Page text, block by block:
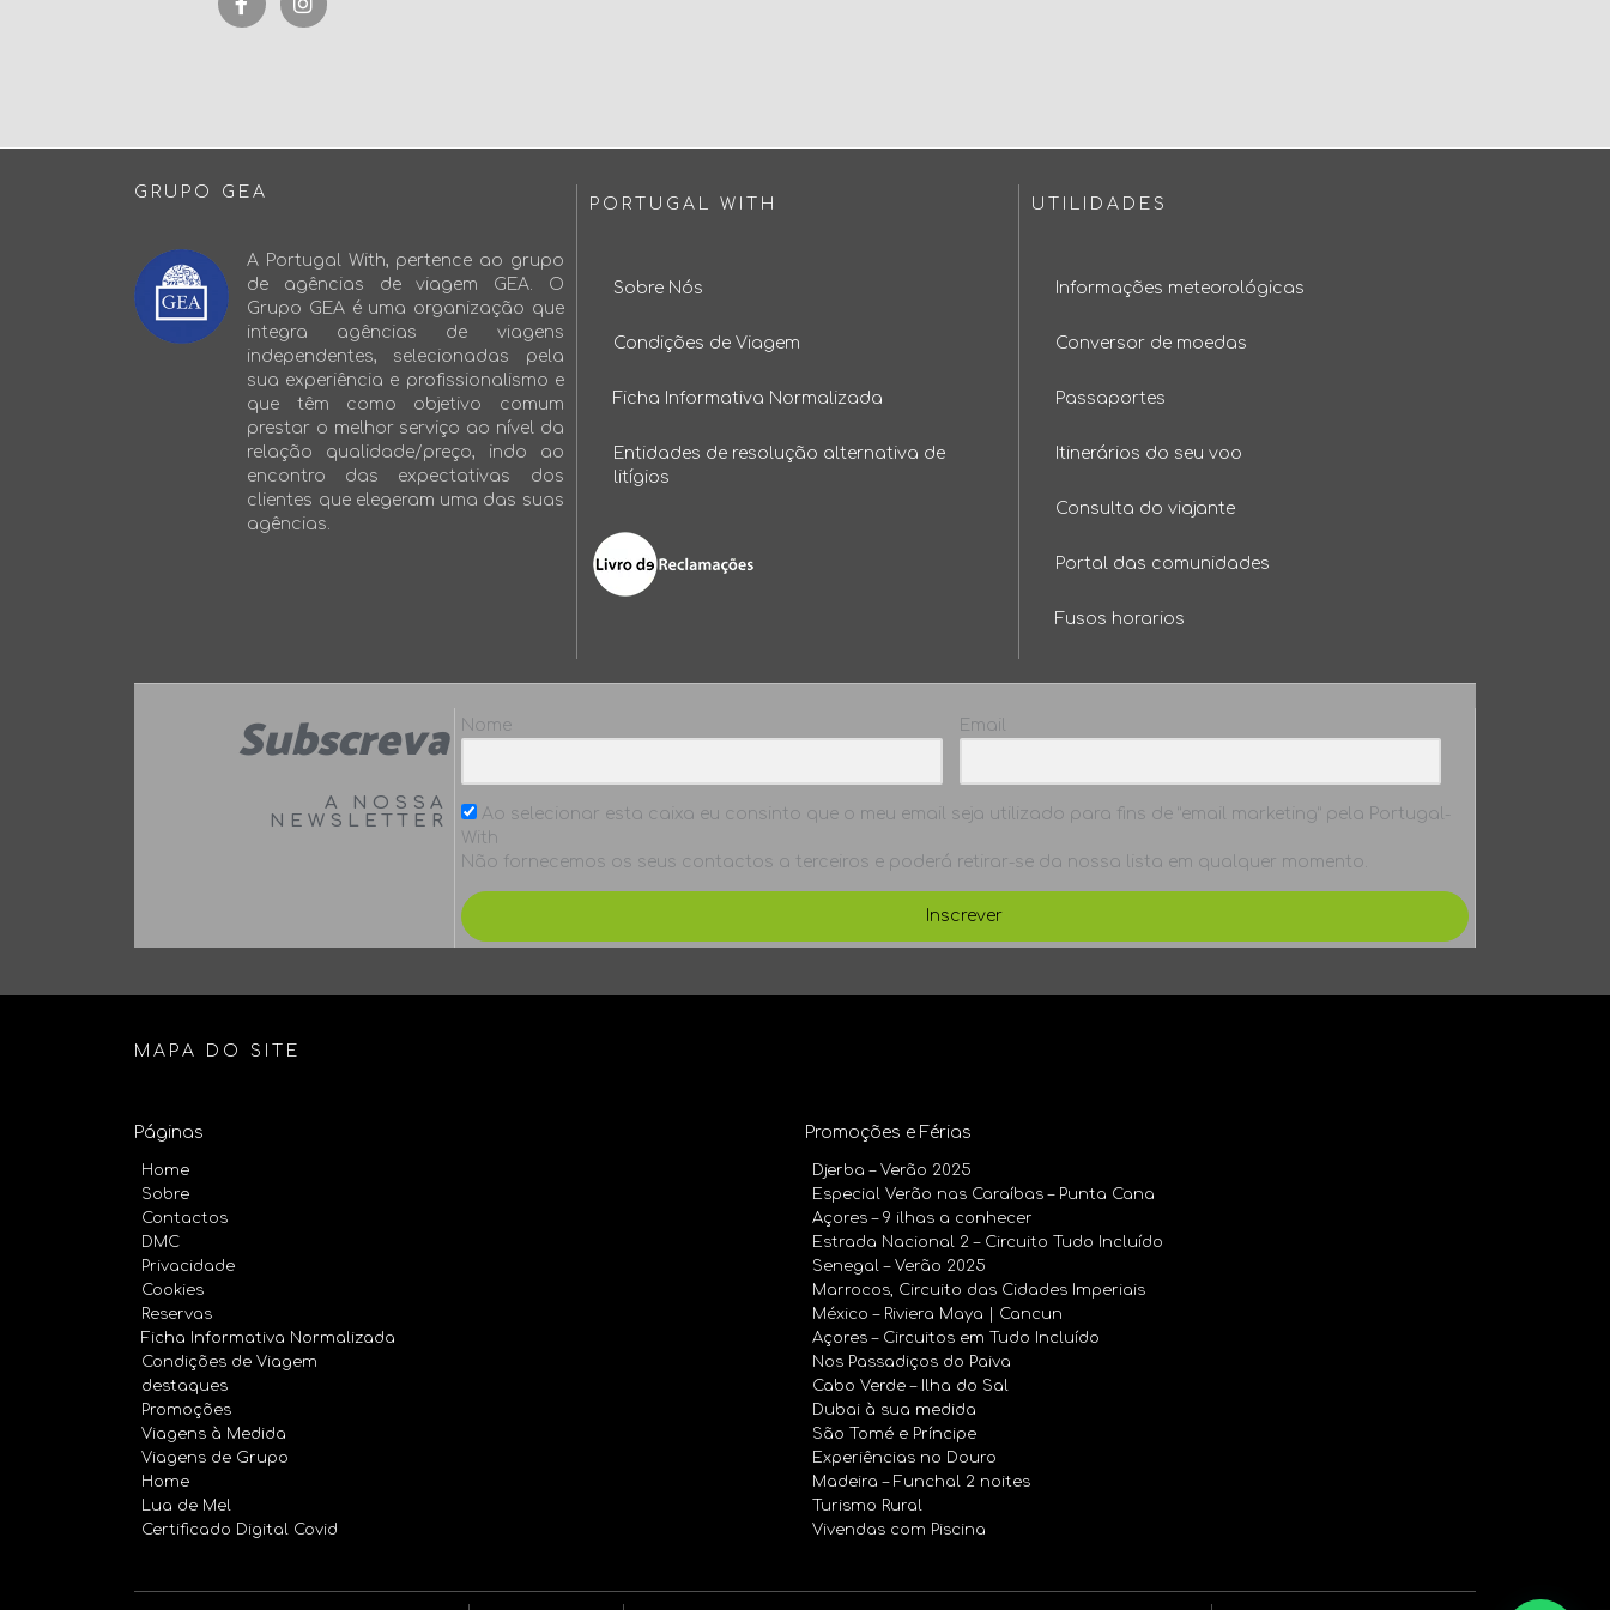
a
c
f
n
s
GRUPO GEA
A Portugal With, pertence ao grupo
de agências de viagem GEA. O
Grupo GEA é uma organização que
integra agências de viagens
independentes, selecionadas pela
sua experiência e profissionalismo e
que têm como objetivo comum
prestar o melhor serviço ao nível da
relação qualidade/preço, indo ao
encontro das expectativas dos
clientes que elegeram uma das suas
agências.
PORTUGAL WITH
Sobre Nós
Condições de Viagem
Ficha Informativa Normalizada
Entidades de resolução alternativa de
litígios
UTILIDADES
Informações meteorológicas
Conversor de moedas
Passaportes
Itinerários do seu voo
Consulta do viajante
Portal das comunidades
Fusos horarios
Subscreva
A NOSSA
NEWSLETTER
Nome Email
Ao selecionar esta caixa eu consinto que o meu email seja utilizado para fins de “email marketing” pela Portugal-
With
Não fornecemos os seus contactos a terceiros e poderá retirar-se da nossa lista em qualquer momento.
Inscrever
MAPA DO SITE
Páginas
Home
Sobre
Contactos
DMC
Privacidade
Cookies
Reservas
Ficha Informativa Normalizada
Condições de Viagem
destaques
Promoções
Viagens à Medida
Viagens de Grupo
Home
Lua de Mel
Certificado Digital Covid
Promoções e Férias
Djerba – Verão 2025
Especial Verão nas Caraíbas – Punta Cana
Açores – 9 ilhas a conhecer
Estrada Nacional 2 – Circuito Tudo Incluído
Senegal – Verão 2025
Marrocos, Circuito das Cidades Imperiais
México – Riviera Maya | Cancun
Açores – Circuitos em Tudo Incluído
Nos Passadiços do Paiva
Cabo Verde – Ilha do Sal
Dubai à sua medida
São Tomé e Príncipe
Experiências no Douro
Madeira – Funchal 2 noites
Turismo Rural
Vivendas com Piscina